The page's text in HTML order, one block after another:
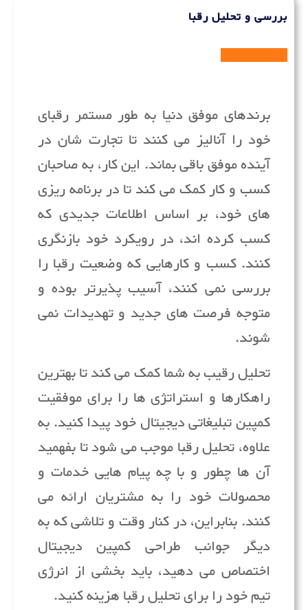
بررسی و تحلیل رقبا
برندهای موفق دنیا به طور مستمر رقبای
خود را آنالیز می کنند تا تجارت شان در
آینده موفق باقی بماند. این کار، به صاحبان
کسب و کار کمک می کند تا در برنامه ریزی
های خود، بر اساس اطلاعات جدیدی که
کسب کرده اند، در رویکرد خود بازنگری
کنند. کسب و کارهایی که وضعیت رقبا را
بررسی نمی کنند، آسیب پذیرتر بوده و
متوجه فرصت های جدید و تهدیدات نمی
شوند.
تحلیل رقیب به شما کمک می کند تا بهترین
راهکارها و استراتژی ها را برای موفقیت
کمپین تبلیغاتی دیجیتال خود پیدا کنید. به
علاوه، تحلیل رقبا موجب می شود تا بفهمید
آن ها چطور و با چه پیام هایی خدمات و
محصولات خود را به مشتریان ارائه می
کنند. بنابراین، در کنار وقت و تلاشی که به
دیگر جوانب طراحی کمپین دیجیتال
اختصاص می دهید، باید بخشی از انرژی
تیم خود را برای تحلیل رقبا هزینه کنید.